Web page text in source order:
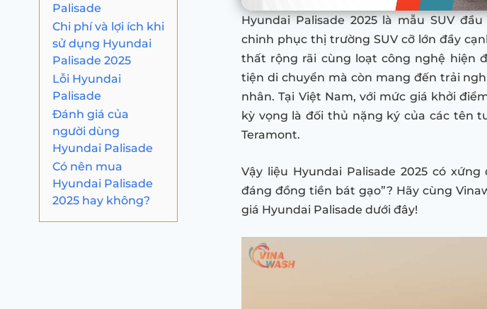
Palisade
Chi phí và lợi ích khi
sử dụng Hyundai
Palisade 2025
Lỗi Hyundai
Palisade
Đánh giá của
người dùng
Hyundai Palisade
Có nên mua
Hyundai Palisade
2025 hay không?
Hyundai Palisade 2025 là mẫu SUV
chinh phục thị trường SUV cỡ lớn đầy
thất rộng rãi cùng loạt công nghệ hiện
tiện di chuyển mà còn mang đến trải
nhân. Tại Việt Nam, với mức giá khởi
kỳ vọng là đối thủ nặng ký của các tên
Teramont.
Vậy liệu Hyundai Palisade 2025 có
đáng đồng tiền bát gạo”? Hãy cùng
giá Hyundai Palisade dưới đây!